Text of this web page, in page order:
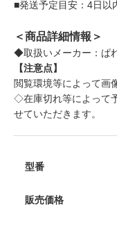
■発送予定目安：4日以
＜商品詳細情報＞
◆取扱いメーカー：ぱ
【注意点】
閲覧環境等によって画
◇在庫切れ等によって
せていただきます。
型番
販売価格